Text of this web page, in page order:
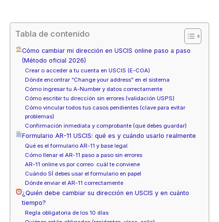
Tabla de contenido
Cómo cambiar mi dirección en USCIS online paso a paso
(Método oficial 2026)
Crear o acceder a tu cuenta en USCIS (E-COA)
Dónde encontrar “Change your address” en el sistema
Cómo ingresar tu A-Number y datos correctamente
Cómo escribir tu dirección sin errores (validación USPS)
Cómo vincular todos tus casos pendientes (clave para evitar
problemas)
Confirmación inmediata y comprobante (qué debes guardar)
Formulario AR-11 USCIS: qué es y cuándo usarlo realmente
Qué es el formulario AR-11 y base legal
Cómo llenar el AR-11 paso a paso sin errores
AR-11 online vs por correo: cuál te conviene
Cuándo SÍ debes usar el formulario en papel
Dónde enviar el AR-11 correctamente
¿Quién debe cambiar su dirección en USCIS y en cuánto
tiempo?
Regla obligatoria de los 10 días